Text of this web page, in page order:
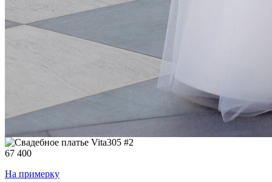
67 400
На примерку